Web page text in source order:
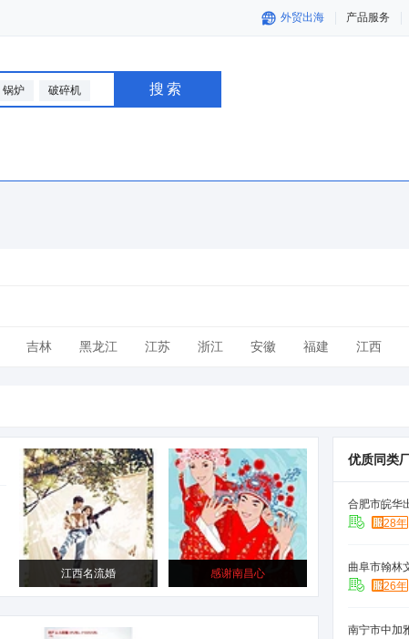
外贸出海 产品服务
搜索
锅炉 破碎机
吉林 黑龙江 江苏 浙江 安徽 福建 江西
江西名流婚 感谢南昌心
优质同类
合肥市皖华
28年
曲阜市翰林
26年
南宁市中加